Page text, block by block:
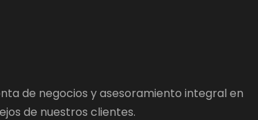
de negocios y asesoramiento integral en
de nuestros clientes.